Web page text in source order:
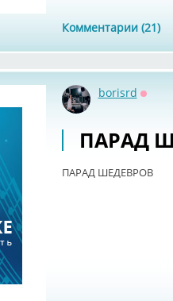
Комментарии (21)
borisrd
ПАРАД
ПАРАД ШЕДЕВРОВ